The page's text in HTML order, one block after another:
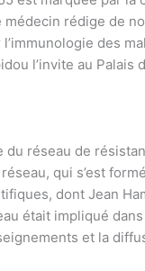
médecin rédige de
des
l’invite au Palais
réseau de
qui s’est
dont Jean
était impliqué
et la